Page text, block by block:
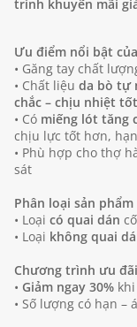
trình khuyến mãi
Ưu điểm nổi bật
• Găng tay chất
• Chất liệu da bò tự
chắc – chịu nhiệt
• Có miếng lót tăng
chịu lực tốt hơn,
• Phù hợp cho thợ
sát
Phân loại sản phẩm
• Loại có quai dán
• Loại không quai
Chương trình ưu đãi
• Giảm ngay 30%
• Số lượng có hạn